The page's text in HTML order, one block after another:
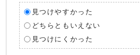
見つけやすかった
どちらともいえない
見つけにくかった